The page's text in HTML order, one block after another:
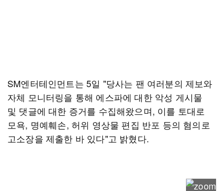
SM엔터테인먼트는 5일 "당사는 팬 여러분의 제보와
자체 모니터링을 통해 에스파에 대한 악성 게시물
및 댓글에 대한 증거를 수집해왔으며, 이를 토대로
모욕, 명예훼손, 허위 영상물 편집 반포 등의 혐의로
고소장을 제출한 바 있다"고 밝혔다.